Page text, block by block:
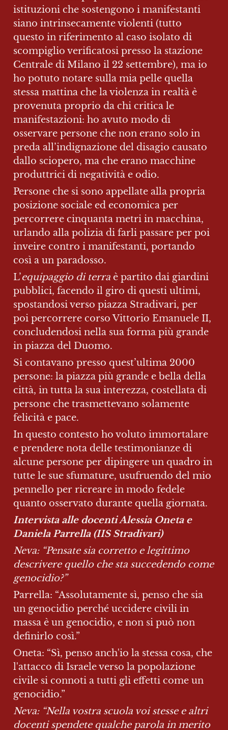
istituzioni che sostengono i manifestanti
siano intrinsecamente violenti (tutto
questo in riferimento al caso isolato di
scompiglio verificatosi presso la stazione
Centrale di Milano il 22 settembre), ma io
ho potuto notare sulla mia pelle quella
stessa mattina che la violenza in realtà è
provenuta proprio da chi critica le
manifestazioni: ho avuto modo di
osservare persone che non erano solo in
preda all’indignazione del disagio causato
dallo sciopero, ma che erano macchine
produttrici di negatività e odio.
Persone che si sono appellate alla propria
posizione sociale ed economica per
percorrere cinquanta metri in macchina,
urlando alla polizia di farli passare per poi
inveire contro i manifestanti, portando
così a un paradosso.
L’equipaggio di terra è partito dai giardini
pubblici, facendo il giro di questi ultimi,
spostandosi verso piazza Stradivari, per
poi percorrere corso Vittorio Emanuele II,
concludendosi nella sua forma più grande
in piazza del Duomo.
Si contavano presso quest’ultima 2000
persone: la piazza più grande e bella della
città, in tutta la sua interezza, costellata di
persone che trasmettevano solamente
felicità e pace.
In questo contesto ho voluto immortalare
e prendere nota delle testimonianze di
alcune persone per dipingere un quadro in
tutte le sue sfumature, usufruendo del mio
pennello per ricreare in modo fedele
quanto osservato durante quella giornata.
Intervista alle docenti Alessia Oneta e
Daniela Parrella (IIS Stradivari)
Neva: “Pensate sia corretto e legittimo
descrivere quello che sta succedendo come
genocidio?”
Parrella: “Assolutamente sì, penso che sia
un genocidio perché uccidere civili in
massa è un genocidio, e non si può non
definirlo così.”
Oneta: “Sì, penso anch'io la stessa cosa, che
l'attacco di Israele verso la popolazione
civile si connoti a tutti gli effetti come un
genocidio.”
Neva: “Nella vostra scuola voi stesse e altri
docenti spendete qualche parola in merito